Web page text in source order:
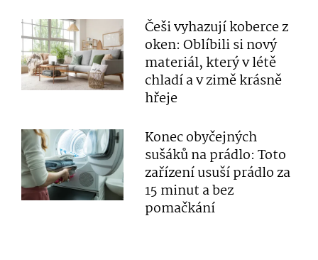
Češi vyhazují koberce z
oken: Oblíbili si nový
materiál, který v létě
chladí a v zimě krásně
hřeje
Konec obyčejných
sušáků na prádlo: Toto
zařízení usuší prádlo za
15 minut a bez
pomačkání